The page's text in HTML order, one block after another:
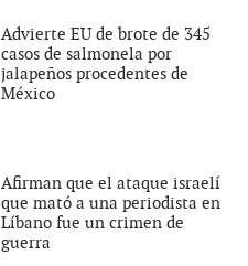
Advierte EU de brote de 345
casos de salmonela por
jalapeños procedentes de
México
Afirman que el ataque israelí
que mató a una periodista en
Líbano fue un crimen de
guerra